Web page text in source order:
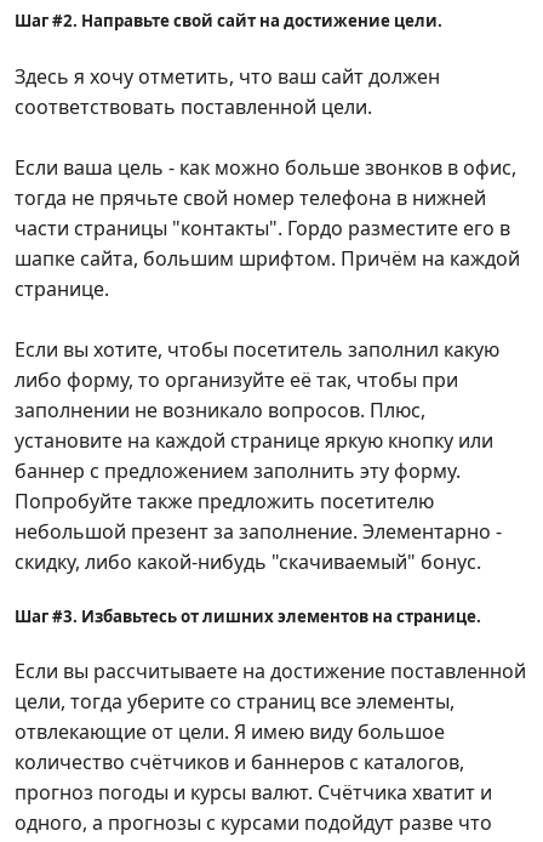
Шаг #2. Направьте свой сайт на достижение цели.
Здесь я хочу отметить, что ваш сайт должен
соответствовать поставленной цели.
Если ваша цель - как можно больше звонков в офис,
тогда не прячьте свой номер телефона в нижней
части страницы "контакты". Гордо разместите его в
шапке сайта, большим шрифтом. Причём на каждой
странице.
Если вы хотите, чтобы посетитель заполнил какую
либо форму, то организуйте её так, чтобы при
заполнении не возникало вопросов. Плюс,
установите на каждой странице яркую кнопку или
баннер с предложением заполнить эту форму.
Попробуйте также предложить посетителю
небольшой презент за заполнение. Элементарно -
скидку, либо какой-нибудь "скачиваемый" бонус.
Шаг #3. Избавьтесь от лишних элементов на странице.
Если вы рассчитываете на достижение поставленной
цели, тогда уберите со страниц все элементы,
отвлекающие от цели. Я имею виду большое
количество счётчиков и баннеров с каталогов,
прогноз погоды и курсы валют. Счётчика хватит и
одного, а прогнозы с курсами подойдут разве что